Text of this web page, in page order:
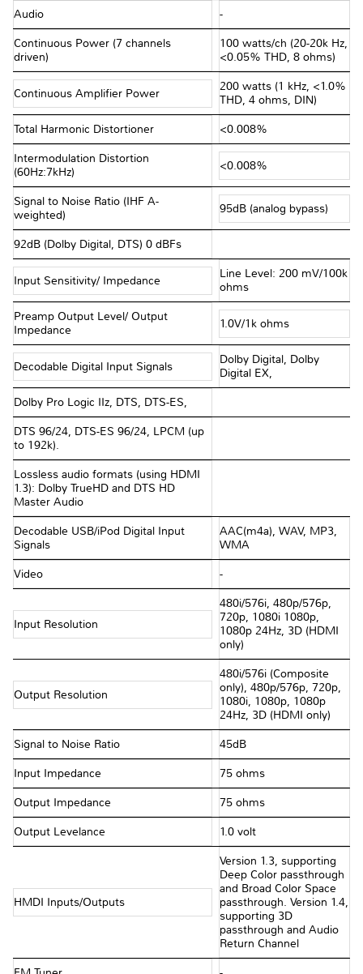
Audio -
Continuous Power (7 channels
driven)
100 watts/ch (20-20k Hz,
<0.05% THD, 8 ohms)
Continuous Amplifier Power
200 watts (1 kHz, <1.0%
THD, 4 ohms, DIN)
Total Harmonic Distortioner <0.008%
Intermodulation Distortion
(60Hz:7kHz)
<0.008%
Signal to Noise Ratio (IHF A-
weighted)
95dB (analog bypass)
92dB (Dolby Digital, DTS) 0 dBFs
Input Sensitivity/ Impedance
Line Level: 200 mV/100k
ohms
Preamp Output Level/ Output
Impedance
1.0V/1k ohms
Decodable Digital Input Signals
Dolby Digital, Dolby
Digital EX,
Dolby Pro Logic IIz, DTS, DTS-ES,
DTS 96/24, DTS-ES 96/24, LPCM (up
to 192k).
Lossless audio formats (using HDMI
1.3): Dolby TrueHD and DTS HD
Master Audio
Decodable USB/iPod Digital Input
Signals
AAC(m4a), WAV, MP3,
WMA
Video -
Input Resolution
480i/576i, 480p/576p,
720p, 1080i 1080p,
1080p 24Hz, 3D (HDMI
only)
Output Resolution
480i/576i (Composite
only), 480p/576p, 720p,
1080i, 1080p, 1080p
24Hz, 3D (HDMI only)
Signal to Noise Ratio 45dB
Input Impedance 75 ohms
Output Impedance 75 ohms
Output Levelance 1.0 volt
HMDI Inputs/Outputs
Version 1.3, supporting
Deep Color passthrough
and Broad Color Space
passthrough. Version 1.4,
supporting 3D
passthrough and Audio
Return Channel